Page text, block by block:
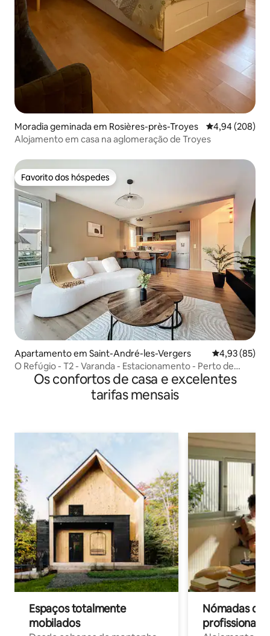
Moradia geminada em Rosières-près-Troyes Classificação
4,94 (208)
Alojamento em casa na aglomeração de Troyes
Favorito dos hóspedes
Favorito dos hóspedes
Apartamento em Saint-André-les-Vergers Classificação
4,93 (85)
O Refúgio - T2 - Varanda - Estacionamento - Perto de
TroyesOs confortos de casa e excelentes
tarifas mensais
Espaços totalmente
mobilados
Nómadas
profissionais